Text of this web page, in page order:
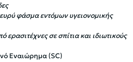
φάσμα εντόμων υγειονομικής
ερασιτέχνες σε σπίτια και ιδιωτικούς
Εναιώρημα (SC)